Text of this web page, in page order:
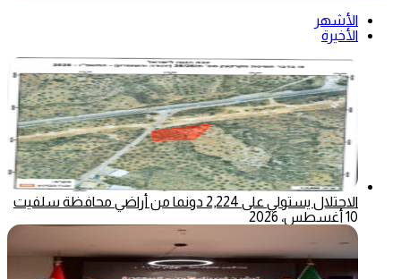
الأشهر
الأخيرة
الاحتلال يستولي على 2,224 دونما من أراضي محافظة سلفيت
10 أغسطس، 2026